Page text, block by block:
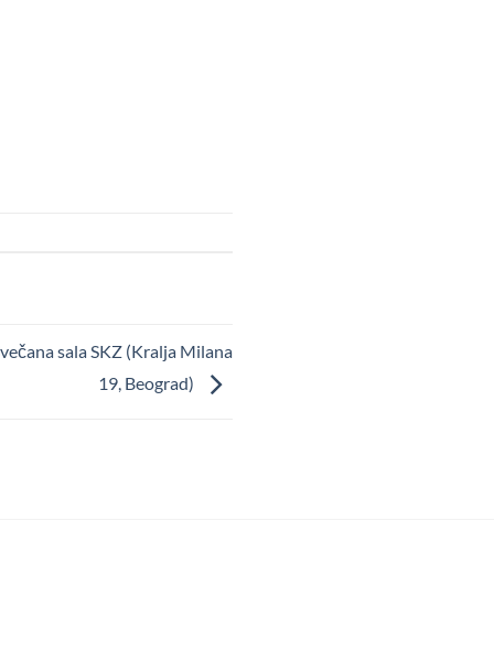
sala SKZ (Kralja Milana
19, Beograd)